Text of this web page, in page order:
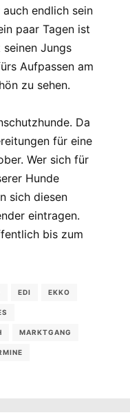
endlich sein
paar Tagen ist
Jungs
Aufpassen am
zu sehen.
Da
für eine
Wer sich für
Hunde
sich diesen
eintragen.
bis zum
EDI EKKO
MARKTGANG